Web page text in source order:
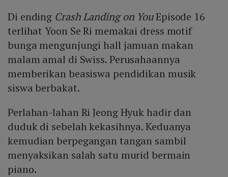
Di ending Crash Landing on YouEpisode 16
terlihat Yoon Se Ri memakai dress motif
bunga mengunjungi hall jamuan makan
malam amal di Swiss. Perusahaannya
memberikan beasiswa pendidikan musik
siswa berbakat.
Perlahan-lahan Ri Jeong Hyuk hadir dan
duduk di sebelah kekasihnya. Keduanya
kemudian berpegangan tangan sambil
menyaksikan salah satu murid bermain
piano.